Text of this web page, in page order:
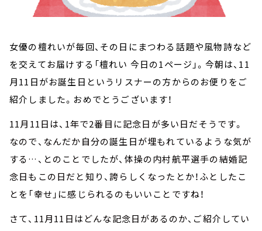
女優の檀れいが毎回、その日にまつわる話題や風物詩など
を交えてお届けする「檀れい 今日の1ページ」。今朝は、11
月11日がお誕生日というリスナーの方からのお便りをご
紹介しました。おめでとうございます！
11月11日は、1年で2番目に記念日が多い日だそうです。
なので、なんだか自分の誕生日が埋もれているような気が
する…、とのことでしたが、体操の内村航平選手の結婚記
念日もこの日だと知り、誇らしくなったとか！ふとしたこ
とを「幸せ」に感じられるのもいいことですね！
さて、11月11日はどんな記念日があるのか、ご紹介してい